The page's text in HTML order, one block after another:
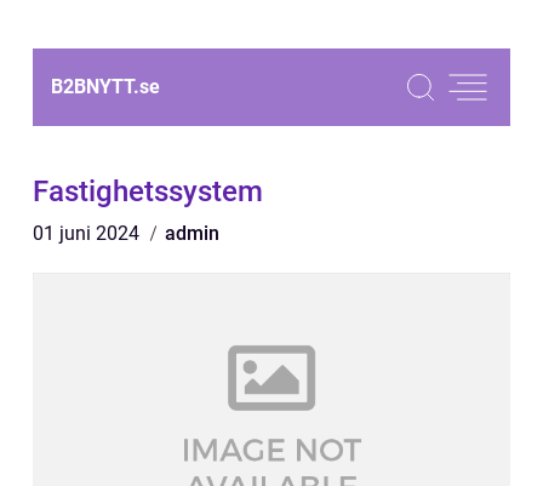
B2BNYTT.se
Fastighetssystem
01 juni 2024 admin